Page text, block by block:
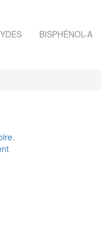
BISPHÉNOL-A